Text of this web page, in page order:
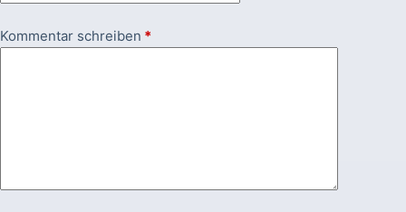
Kommentar schreiben *